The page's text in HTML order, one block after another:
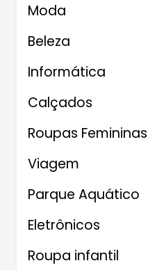
Moda
Beleza
Informática
Calçados
Roupas Femininas
Viagem
Parque Aquático
Eletrônicos
Roupa infantil